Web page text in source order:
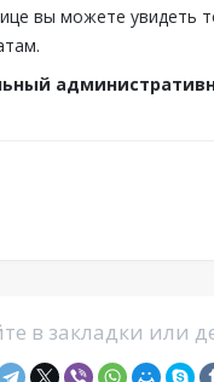
вы можете увидеть
в закладки или